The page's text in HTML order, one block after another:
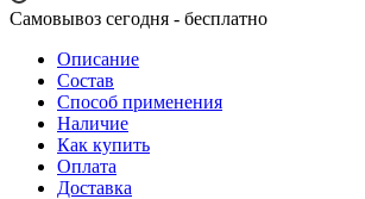
Самовывоз сегодня - бесплатно
Описание
Состав
Способ применения
Наличие
Как купить
Оплата
Доставка